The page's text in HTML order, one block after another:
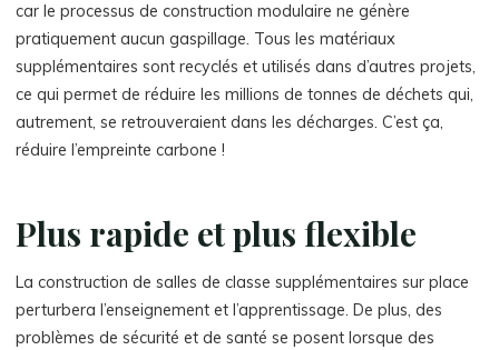
car le processus de construction modulaire ne génère
pratiquement aucun gaspillage. Tous les matériaux
supplémentaires sont recyclés et utilisés dans d’autres projets,
ce qui permet de réduire les millions de tonnes de déchets qui,
autrement, se retrouveraient dans les décharges. C’est ça,
réduire l’empreinte carbone !
Plus rapide et plus flexible
La construction de salles de classe supplémentaires sur place
perturbera l’enseignement et l’apprentissage. De plus, des
problèmes de sécurité et de santé se posent lorsque des